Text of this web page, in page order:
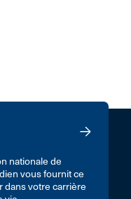
nationale de
vous fournit ce
dans votre carrière